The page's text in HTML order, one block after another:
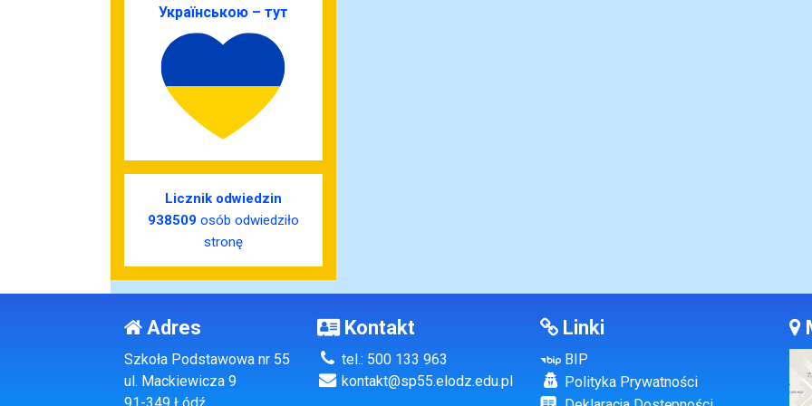
Українською – тут
Licznik odwiedzin
938509osób odwiedziło
stronę
Adres
Szkoła Podstawowa nr 55
ul. Mackiewicza 9
Kontakt
tel.: 500 133 963
kontakt@sp55.elodz.edu.pl
Linki
BIP
Polityka Prywatności